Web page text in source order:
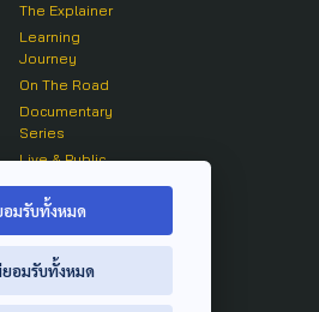
The Explainer
Learning
Journey
On The Road
Documentary
Series
Live & Public
On air Clip
อมรับทั้งหมด
ยอมรับทั้งหมด